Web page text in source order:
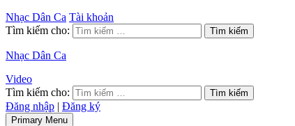
Nhạc Dân Ca Tài khoản
Tìm kiếm cho:
Nhạc Dân Ca
Video
Tìm kiếm cho:
Đăng nhập | Đăng ký
Primary Menu